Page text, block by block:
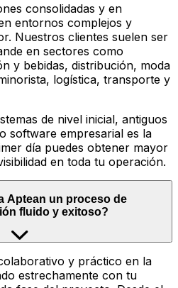
consolidadas y en
entornos complejos y
Nuestros clientes suelen ser
en sectores como
y bebidas, distribución, moda
logística, transporte y
de nivel inicial, antiguos
software empresarial es la
día puedes obtener mayor
en toda tu operación.
Aptean un proceso de
fluido y exitoso?
y práctico en la
estrechamente con tu